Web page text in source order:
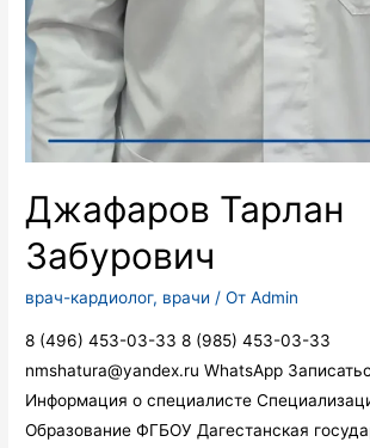
Джафаров Тарлан
Забурович
врач-кардиолог, врачи / От Admin
8 (496) 453-03-33 8 (985) 453-03-33
nmshatura@yandex.ru WhatsApp
Информация о специалисте
Образование ФГБОУ Дагестанская